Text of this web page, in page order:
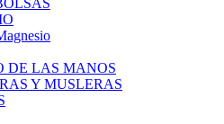
DE LAS MANOS
Y MUSLERAS